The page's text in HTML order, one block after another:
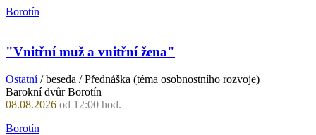
Borotín
"Vnitřní muž a vnitřní žena"
Ostatní/ beseda / Přednáška (téma osobnostního rozvoje)
Barokní dvůr Borotín
08.08.2026 od 12:00 hod.
Borotín